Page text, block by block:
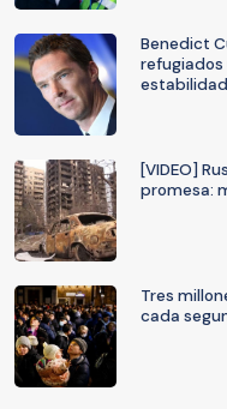
Benedict
refugiados
[VIDEO]
promesa:
Tres
cada